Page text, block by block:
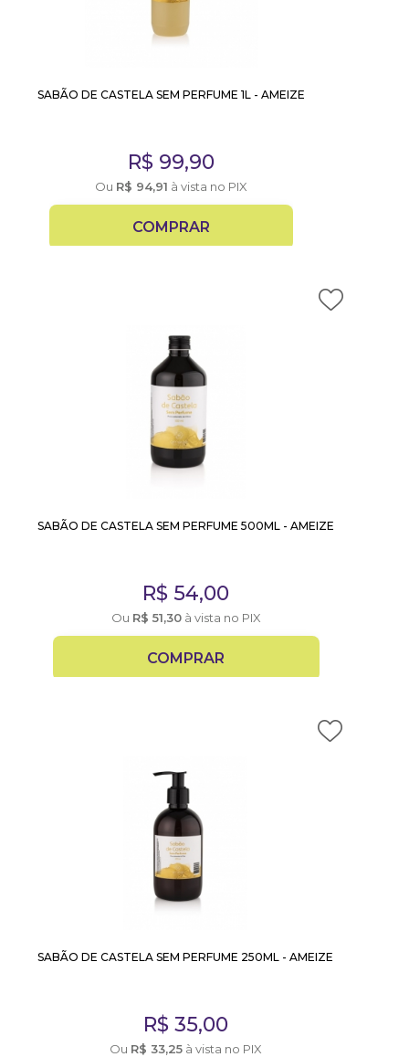
SABÃO DE CASTELA SEM PERFUME 1L - AMEIZE
R$ 99,90
Ou R$ 94,91 à vista no PIX
COMPRAR
SABÃO DE CASTELA SEM PERFUME 500ML - AMEIZE
R$ 54,00
Ou R$ 51,30à vista no PIX
COMPRAR
SABÃO DE CASTELA SEM PERFUME 250ML - AMEIZE
R$ 35,00
Ou R$ 33,25à vista no PIX